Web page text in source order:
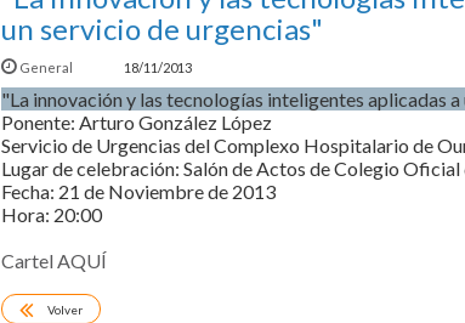
un servicio de urgencias"
General 18/11/2013
"La innovación y las tecnologías inteligentes aplicadas
Ponente: Arturo González López
Servicio de Urgencias del Complexo Hospitalario de
Lugar de celebración: Salón de Actos de Colegio
Fecha: 21 de Noviembre de 2013
Hora: 20:00
Cartel AQUÍ
Volver